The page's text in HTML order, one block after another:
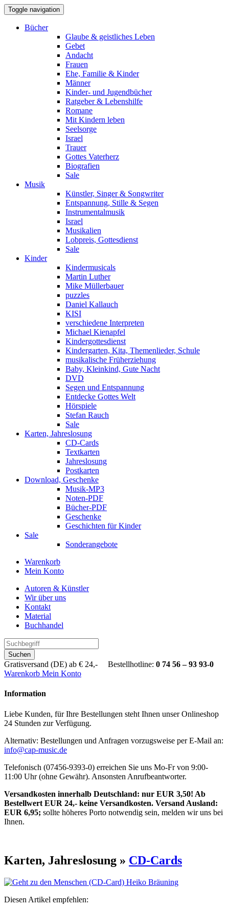
Toggle navigation
Bücher
Glaube & geistliches Leben
Gebet
Andacht
Frauen
Ehe, Familie & Kinder
Männer
Kinder- und Jugendbücher
Ratgeber & Lebenshilfe
Romane
Mit Kindern leben
Seelsorge
Israel
Trauer
Gottes Vaterherz
Biografien
Sale
Musik
Künstler, Singer & Songwriter
Entspannung, Stille & Segen
Instrumentalmusik
Israel
Musikalien
Lobpreis, Gottesdienst
Sale
Kinder
Kindermusicals
Martin Luther
Mike Müllerbauer
puzzles
Daniel Kallauch
KISI
verschiedene Interpreten
Michael Kienapfel
Kindergottesdienst
Kindergarten, Kita, Themenlieder, Schule
musikalische Früherziehung
Baby, Kleinkind, Gute Nacht
DVD
Segen und Entspannung
Entdecke Gottes Welt
Hörspiele
Stefan Rauch
Sale
Karten, Jahreslosung
CD-Cards
Textkarten
Jahreslosung
Postkarten
Download, Geschenke
Musik-MP3
Noten-PDF
Bücher-PDF
Geschenke
Geschichten für Kinder
Sale
Sonderangebote
Warenkorb
Mein Konto
Autoren & Künstler
Wir über uns
Kontakt
Material
Buchhandel
Suchen
Gratisversand (DE) ab € 24,- Bestellhotline: 0 74 56 – 93 93-0
Warenkorb Mein Konto
Information
Liebe Kunden, für Ihre Bestellungen steht Ihnen unser Onlineshop
24 Stunden zur Verfügung.
Alternativ: Bestellungen und Anfragen vorzugsweise per E-Mail an:
info@cap-music.de
Telefonisch (07456-9393-0) erreichen Sie uns Mo-Fr von 9:00-
11:00 Uhr (ohne Gewähr). Ansonsten Anrufbeantworter.
Versandkosten innerhalb Deutschland: nur EUR 3,50! Ab
Bestellwert EUR 24,- keine Versandkosten. Versand Ausland:
EUR 6,95; sollte höheres Porto notwendig sein, melden wir uns bei
Ihnen.
Karten, Jahreslosung » CD-Cards
Diesen Artikel empfehlen: